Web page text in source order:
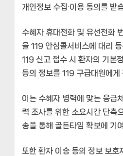
개인정보 수집·이용 동의를 받
수혜자 휴대전화 및 유선전화
을 119 안심콜서비스에 대리
119 신고 접수 시 환자의 기본
등의 정보를 119 구급대원에게
이는 수혜자 병력에 맞는 응급
력 조사를 위한 소요시간 단축
송을 통해 골든타임 확보에 기
또한 환자 이송 등의 정보 보호